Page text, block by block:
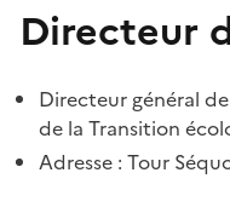
Directeur
Directeur général
de la Transition
Adresse : Tour